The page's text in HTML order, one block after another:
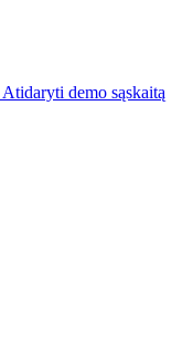
Atidaryti demo sąskaitą